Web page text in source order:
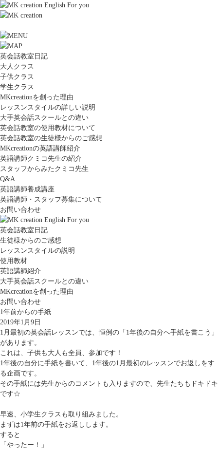
英会話教室日記
大人クラス
子供クラス
学生クラス
MKcreationを創った理由
レッスンスタイルの詳しい説明
大手英会話スクールとの違い
英会話教室の使用教材について
英会話教室の生徒様からのご感想
MKcreationの英語講師紹介
英語講師クミコ先生の紹介
スタッフからみたクミコ先生
Q&A
英語講師養成講座
英語講師・スタッフ募集について
お問い合わせ
英会話教室日記
生徒様からのご感想
レッスンスタイルの説明
使用教材
英語講師紹介
大手英会話スクールとの違い
MKcreationを創った理由
お問い合わせ
1年前からの手紙
2019年1月9日
1月最初の英会話レッスンでは、恒例の「1年後の自分へ手紙を書こう」
があります。
これは、子供も大人も全員、参加です！
1年後の自分に手紙を書いて、1年後の1月最初のレッスンでお返しをす
る企画です。
その手紙には先生からのコメントも入りますので、先生たちもドキドキ
です☆
早速、小学生クラスも取り組みました。
まずは1年前の手紙をお返しします。
すると
「やったー！」